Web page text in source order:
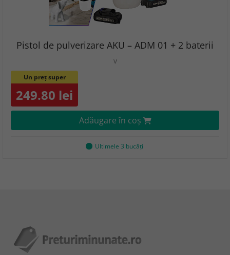
Pistol de pulverizare AKU – ADM 01 + 2 baterii
v
Un preț super
249.80 lei
Adăugare în coş
Ultimele 3 bucăţi